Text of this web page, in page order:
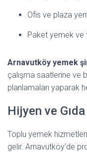
Ofis ve plaza
Paket yemek ve
Arnavutköy yemek
çalışma saatlerine ve
planlamaları yaparak
Hijyen ve
Toplu yemek
gelir. Arnavutköy’de